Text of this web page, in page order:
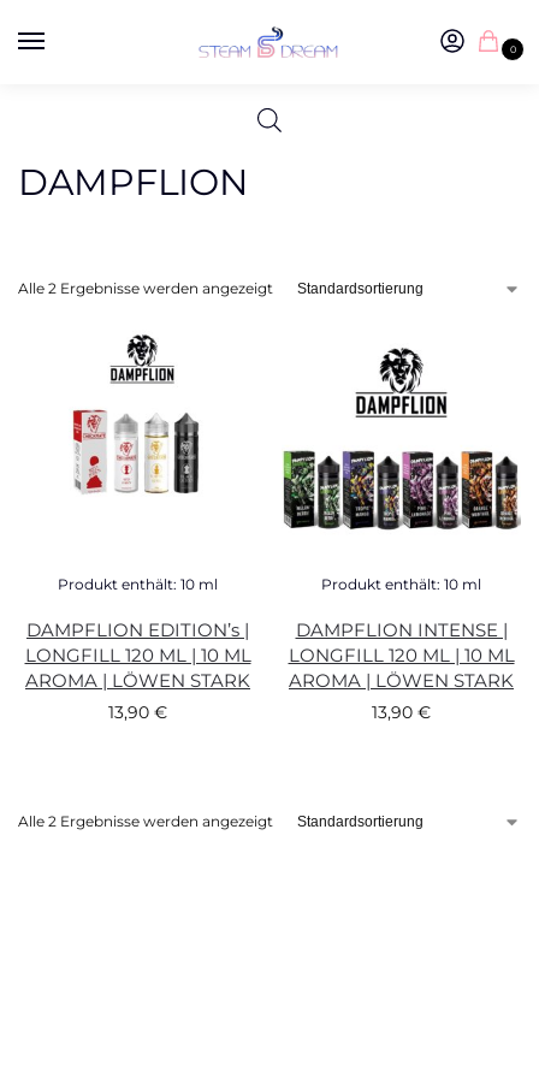
0
DAMPFLION
Alle 2 Ergebnisse werden angezeigt
Produkt enthält: 10 ml
DAMPFLION EDITION’s |
LONGFILL 120 ML | 10 ML
AROMA | LÖWEN STARK
13,90 €
Produkt enthält: 10 ml
DAMPFLION INTENSE |
LONGFILL 120 ML | 10 ML
AROMA | LÖWEN STARK
13,90 €
Alle 2 Ergebnisse werden angezeigt